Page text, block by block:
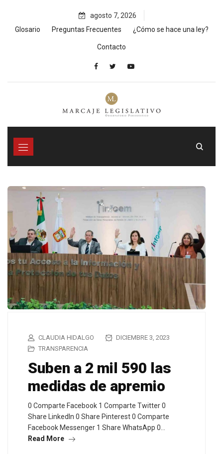
content
agosto 7, 2026
Glosario
Preguntas Frecuentes ¿Cómo se hace una ley?
Contacto
CLAUDIA HIDALGO
DICIEMBRE 3, 2023
TRANSPARENCIA
Suben a 2 mil 590 las
medidas de apremio
0 Comparte Facebook 1 Comparte Twitter 0
Share LinkedIn 0 Share Pinterest 0 Comparte
Facebook Messenger 1 Share WhatsApp 0…
Read More